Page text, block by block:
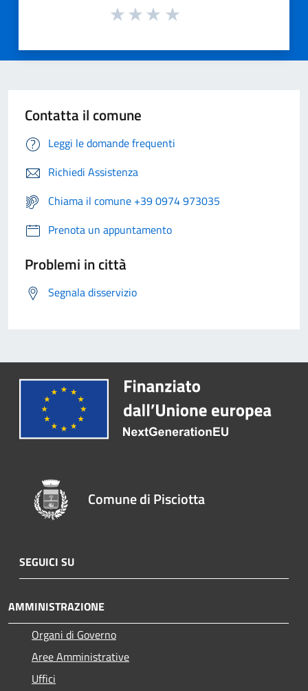
Contatta il comune
Leggi le domande frequenti
Richiedi Assistenza
Chiama il comune +39 0974 973035
Prenota un appuntamento
Problemi in città
Segnala disservizio
Comune di Pisciotta
SEGUICI SU
AMMINISTRAZIONE
Organi di Governo
Aree Amministrative
Uffici